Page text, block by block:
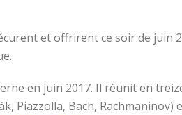
et offrirent ce soir de juin
en juin 2017. Il réunit en
Piazzolla, Bach, Rachmaninov)